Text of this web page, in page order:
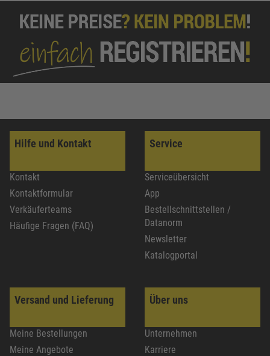
Hilfe und Kontakt
Kontakt
Kontaktformular
Verkäuferteams
Häufige Fragen (FAQ)
Service
Serviceübersicht
App
Bestellschnittstellen /
Datanorm
Newsletter
Katalogportal
Versand und Lieferung
Meine Bestellungen
Meine Angebote
Über uns
Unternehmen
Karriere